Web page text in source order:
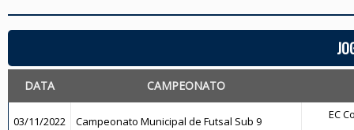
DATA CAMPEONATO
03/11/2022 Campeonato Municipal de Futsal Sub 9 EC